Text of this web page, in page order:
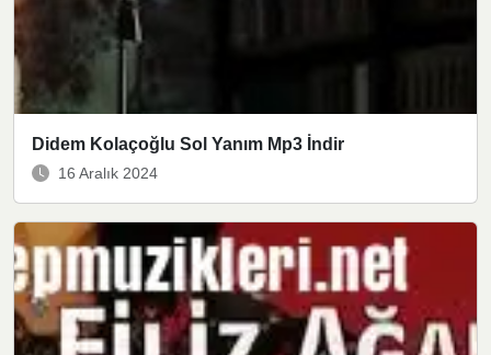
Didem Kolaçoğlu Sol Yanım Mp3 İndir
16 Aralık 2024